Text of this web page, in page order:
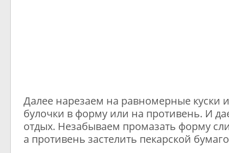
Далее нарезаем на равномерные куски
булочки в форму или на противень. И
отдых. Незабываем промазать форму
а противень застелить пекарской